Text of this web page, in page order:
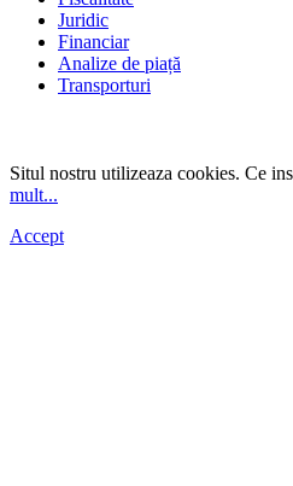
Juridic
Financiar
Analize de piață
Transporturi
Situl nostru utilizeaza cookies. Ce
mult...
Accept